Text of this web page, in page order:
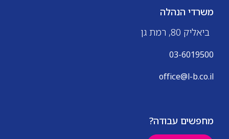
משרדי הנהלה
ביאליק 80, רמת גן
03-6019500
office@l-b.co.il
מחפשים עבודה?